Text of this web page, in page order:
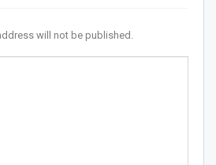
will not be published.